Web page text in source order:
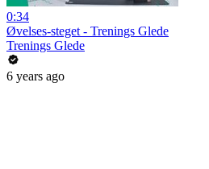
0:34
Øvelses-steget - Trenings Glede
Trenings Glede
6 years ago